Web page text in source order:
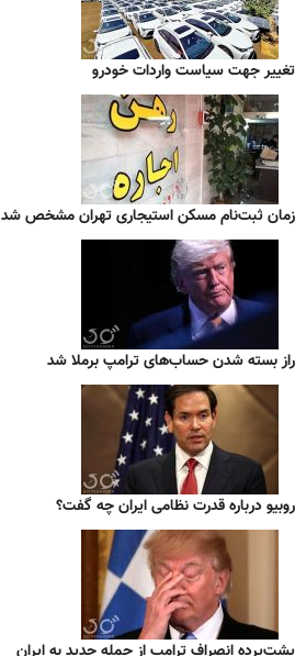
تغییر جهت سیاست واردات خودرو
زمان ثبت‌نام مسکن استیجاری تهران مشخص شد
راز بسته شدن حساب‌های ترامپ برملا شد
روبیو درباره قدرت نظامی ایران چه گفت؟